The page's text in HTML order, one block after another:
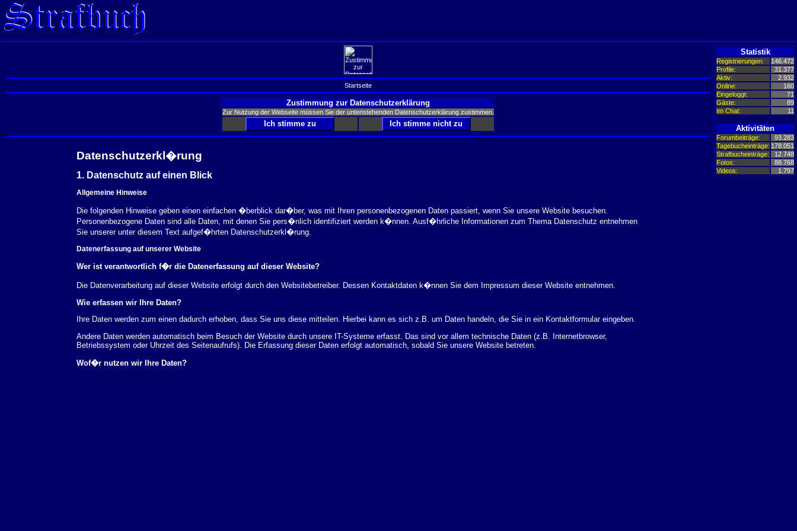
Startseite
Zustimmung zur Datenschutzerklärung
Zur Nutzung der Webseite müssen Sie der untenstehenden Datenschutzerklärung zustimmen.
Datenschutzerkl�rung
1. Datenschutz auf einen Blick
Allgemeine Hinweise
Die folgenden Hinweise geben einen einfachen �berblick dar�ber, was mit Ihren personenbezogenen Daten passiert, wenn Sie unsere Website besuchen.
Personenbezogene Daten sind alle Daten, mit denen Sie pers�nlich identifiziert werden k�nnen. Ausf�hrliche Informationen zum Thema Datenschutz entnehmen
Sie unserer unter diesem Text aufgef�hrten Datenschutzerkl�rung.
Datenerfassung auf unserer Website
Wer ist verantwortlich f�r die Datenerfassung auf dieser Website?
Die Datenverarbeitung auf dieser Website erfolgt durch den Websitebetreiber. Dessen Kontaktdaten k�nnen Sie dem Impressum dieser Website entnehmen.
Wie erfassen wir Ihre Daten?
Ihre Daten werden zum einen dadurch erhoben, dass Sie uns diese mitteilen. Hierbei kann es sich z.B. um Daten handeln, die Sie in ein Kontaktformular eingeben.
Andere Daten werden automatisch beim Besuch der Website durch unsere IT-Systeme erfasst. Das sind vor allem technische Daten (z.B. Internetbrowser,
Betriebssystem oder Uhrzeit des Seitenaufrufs). Die Erfassung dieser Daten erfolgt automatisch, sobald Sie unsere Website betreten.
Wof�r nutzen wir Ihre Daten?
Statistik
Registrierungen:
146.472
Profile:
31.377
Aktiv:
2.932
Online:
160
Eingeloggt:
71
Gäste:
89
Im Chat:
11
Aktivitäten
Forumbeiträge:
93.283
Tagebucheinträge: 178.051
Strafbucheinträge:
12.748
Fotos:
88.768
Videos:
1.797